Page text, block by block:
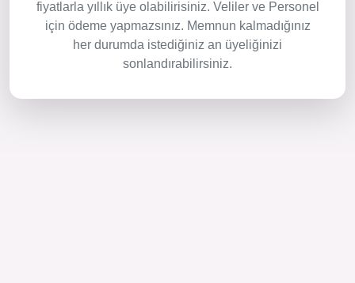
fiyatlarla yıllık üye olabilirisiniz. Veliler ve Personel
için ödeme yapmazsınız. Memnun kalmadığınız
her durumda istediğiniz an üyeliğinizi
sonlandırabilirsiniz.